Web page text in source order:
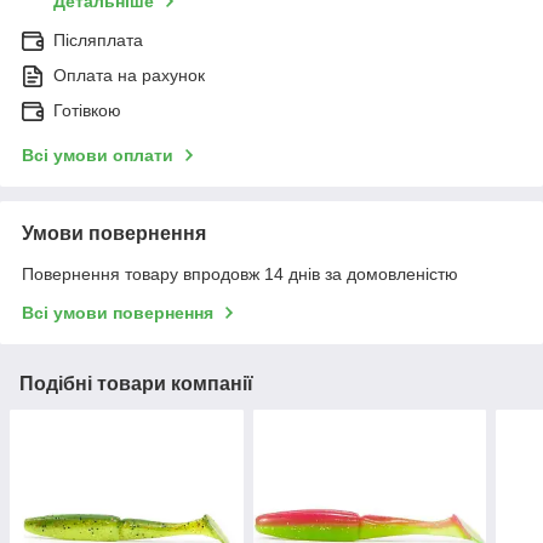
Післяплата
Оплата на рахунок
Готівкою
Всі умови оплати
Умови повернення
Повернення товару впродовж 14 днів за домовленістю
Всі умови повернення
Подібні товари компанії